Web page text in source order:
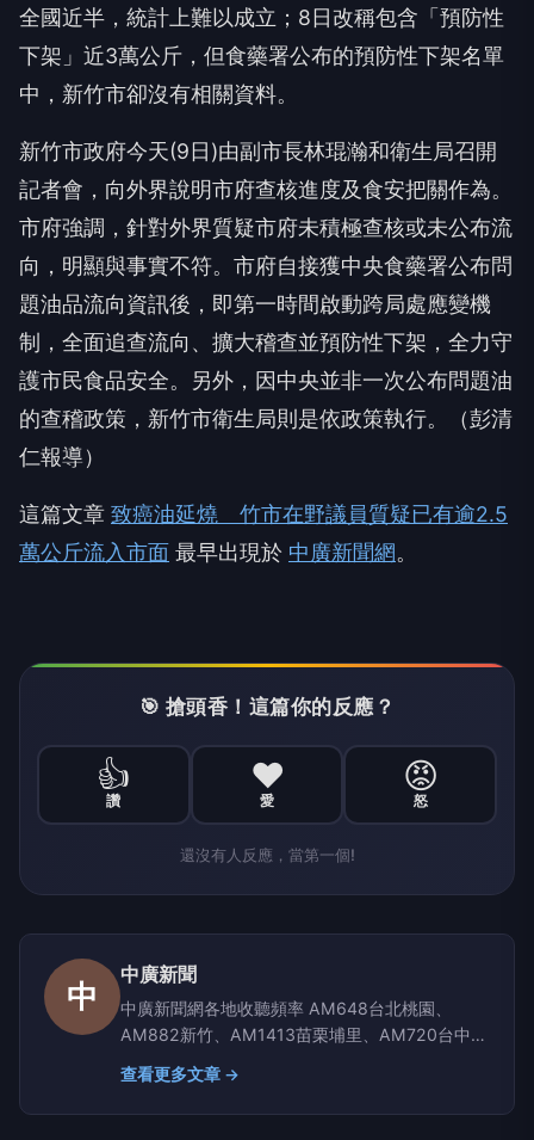
全國近半，統計上難以成立；8日改稱包含「預防性
下架」近3萬公斤，但食藥署公布的預防性下架名單
中，新竹市卻沒有相關資料。
新竹市政府今天(9日)由副市長林琨瀚和衛生局召開
記者會，向外界說明市府查核進度及食安把關作為。
市府強調，針對外界質疑市府未積極查核或未公布流
向，明顯與事實不符。市府自接獲中央食藥署公布問
題油品流向資訊後，即第一時間啟動跨局處應變機
制，全面追查流向、擴大稽查並預防性下架，全力守
護市民食品安全。另外，因中央並非一次公布問題油
的查稽政策，新竹市衛生局則是依政策執行。（彭清
仁報導）
這篇文章 致癌油延燒 竹市在野議員質疑已有逾2.5
萬公斤流入市面 最早出現於 中廣新聞網。
🎯 搶頭香！這篇你的反應？
👍
讚
❤️
愛
😡
怒
還沒有人反應，當第一個!
中
中廣新聞
中廣新聞網各地收聽頻率 AM648台北桃園、
AM882新竹、AM1413苗栗埔里、AM720台中彰
化南投、AM1350嘉義雲林、AM1296台南、
AM864高雄屏東、AM630宜蘭、AM819台東、
AM855花蓮、AM1116玉里
查看更多文章 →